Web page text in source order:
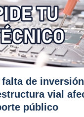
de inversión
vial
público